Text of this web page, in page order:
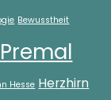
Bewusstheit
Hesse Herzhirn